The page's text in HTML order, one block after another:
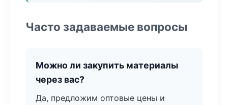
Часто задаваемые вопросы
Можно ли закупить материалы
через вас?
Да, предложим оптовые цены и